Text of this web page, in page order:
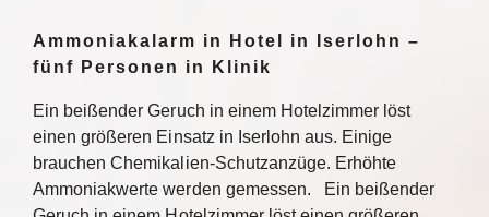
Ammoniakalarm in Hotel in Iserlohn –
fünf Personen in Klinik
Ein beißender Geruch in einem Hotelzimmer löst
einen größeren Einsatz in Iserlohn aus. Einige
brauchen Chemikalien-Schutzanzüge. Erhöhte
Ammoniakwerte werden gemessen. Ein beißender